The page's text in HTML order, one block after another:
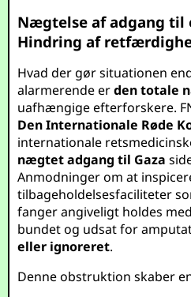
Nægtelse af adgang
Hindring af
Hvad der gør situationen
alarmerende erden totale
uafhængige efterforskere.
Den Internationale Røde
internationale
nægtet adgang til Gaza
Anmodninger om at
tilbageholdelsesfaciliteter
fanger angiveligt holdes
bundet og udsat for
eller ignoreret.
Denne obstruktion skaber